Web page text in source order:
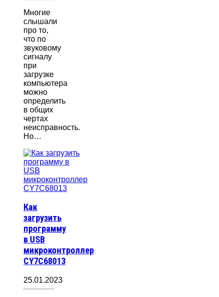
Многие
слышали
про то,
что по
звуковому
сигналу
при
загрузке
компьютера
можно
определить
в общих
чертах
неисправность.
Но…
Как
загрузить
программу
в USB
микроконтроллер
CY7C68013
25.01.2023